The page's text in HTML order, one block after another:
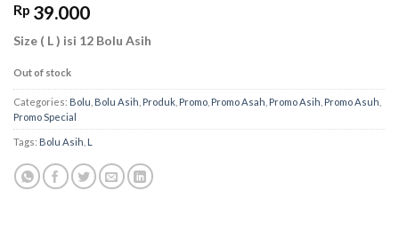
Rp 39.000
Size ( L ) isi 12 Bolu Asih
Out of stock
Categories: Bolu Bolu Asih Produk Promo Promo Asah Promo Asih Promo Asuh
Promo Special
Tags: Bolu Asih L